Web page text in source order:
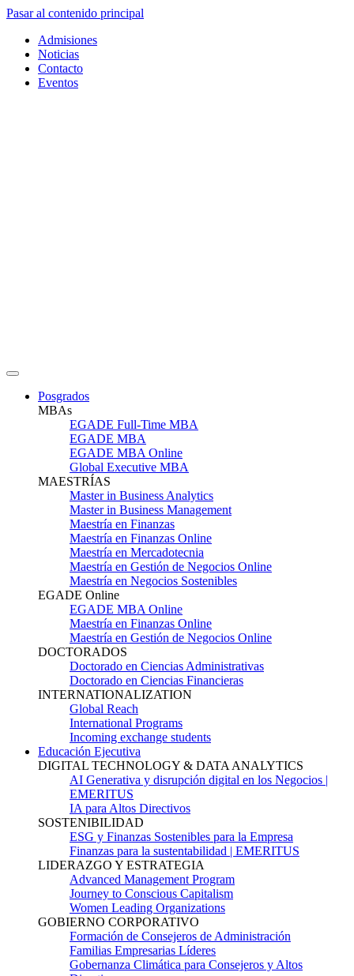
Pasar al contenido principal
Admisiones
Noticias
Contacto
Eventos
Posgrados
MBAs
EGADE Full-Time MBA
EGADE MBA
EGADE MBA Online
Global Executive MBA
MAESTRÍAS
Master in Business Analytics
Master in Business Management
Maestría en Finanzas
Maestría en Finanzas Online
Maestría en Mercadotecnia
Maestría en Gestión de Negocios Online
Maestría en Negocios Sostenibles
EGADE Online
EGADE MBA Online
Maestría en Finanzas Online
Maestría en Gestión de Negocios Online
DOCTORADOS
Doctorado en Ciencias Administrativas
Doctorado en Ciencias Financieras
INTERNATIONALIZATION
Global Reach
International Programs
Incoming exchange students
Educación Ejecutiva
DIGITAL TECHNOLOGY & DATA ANALYTICS
AI Generativa y disrupción digital en los Negocios |
EMERITUS
IA para Altos Directivos
SOSTENIBILIDAD
ESG y Finanzas Sostenibles para la Empresa
Finanzas para la sustentabilidad | EMERITUS
LIDERAZGO Y ESTRATEGIA
Advanced Management Program
Journey to Conscious Capitalism
Women Leading Organizations
GOBIERNO CORPORATIVO
Formación de Consejeros de Administración
Familias Empresarias Líderes
Gobernanza Climática para Consejeros y Altos